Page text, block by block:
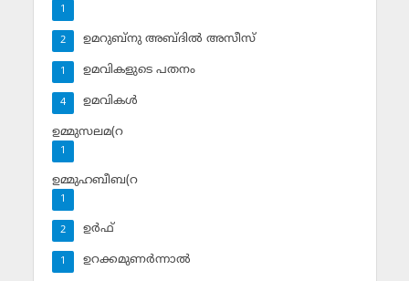
1
ഉമറുബ്‌നു അബ്ദില്‍ അസീസ്‌
2
ഉമവികളുടെ പതനം
1
ഉമവികള്‍
4
ഉമ്മുസലമ(റ
1
ഉമ്മുഹബീബ(റ
1
ഉര്‍ഫ്
2
ഉറക്കമുണര്‍ന്നാല്‍
1